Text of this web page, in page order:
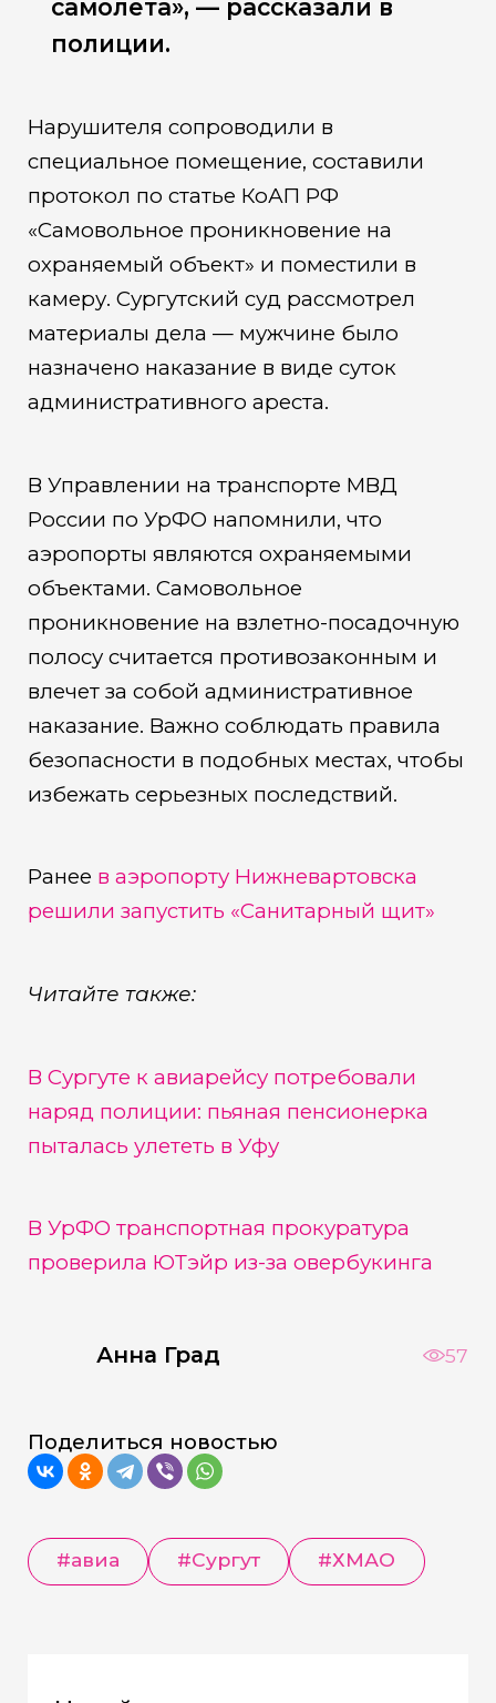
самолета», — рассказали в
полиции.
Нарушителя сопроводили в
специальное помещение, составили
протокол по статье КоАП РФ
«Самовольное проникновение на
охраняемый объект» и поместили в
камеру. Сургутский суд рассмотрел
материалы дела — мужчине было
назначено наказание в виде суток
административного ареста.
В Управлении на транспорте МВД
России по УрФО напомнили, что
аэропорты являются охраняемыми
объектами. Самовольное
проникновение на взлетно-посадочную
полосу считается противозаконным и
влечет за собой административное
наказание. Важно соблюдать правила
безопасности в подобных местах, чтобы
избежать серьезных последствий.
Ранее в аэропорту Нижневартовска
решили запустить «Санитарный щит»
Читайте также:
В Сургуте к авиарейсу потребовали
наряд полиции: пьяная пенсионерка
пыталась улететь в Уфу
В УрФО транспортная прокуратура
проверила ЮТэйр из-за овербукинга
Анна Град 57
Поделиться новостью
#авиа #Сургут #ХМАО